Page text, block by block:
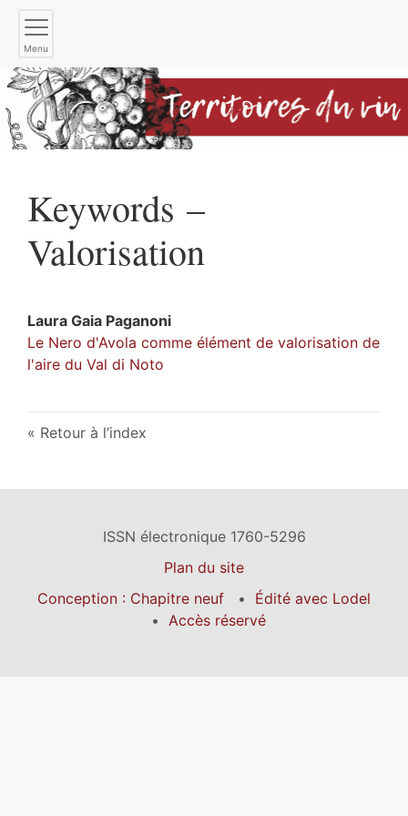
Menu
Keywords –
Valorisation
Laura Gaia Paganoni
Le Nero d'Avola comme élément de valorisation de
l'aire du Val di Noto
Retour à l’index
ISSN électronique 1760-5296
Plan du site
Conception : Chapitre neuf
Édité avec Lodel
Accès réservé